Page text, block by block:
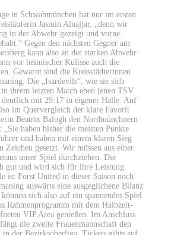
in Schwabmünchen hat nur im ersten
Jasmin Alnajjar, „denn wir
in der Abwehr gezeigt und vorne
Gegen den nächsten Gegner am
kann also an der starken Abwehr
vor heimischer Kulisse auch die
Gewarnt sind die Kreisstädterinnen
Die „Isardevils“, wie sie sich
in ihrem letzten Match eben jenen TSV
deutlich mit 29:17 in eigener Halle. Auf
im Quervergleich der klare Favorit
Beatrix Balogh den Nordmünchnern
„Sie haben bisher die meisten Punkte
und haben mit einem klaren Sieg
Zeichen gesetzt. Wir müssen aus einer
unser Spiel durchziehen. Die
gut und wird sich für ihre Leistung
ist Forst United in dieser Saison noch
auswärts eine ausgeglichene Bilanz
sich also auf ein spannendes Spiel
Rahmenprogramm mit dem Halbzeit-
VIP Area genießen. Im Anschluss
die zweite Frauenmannschaft den